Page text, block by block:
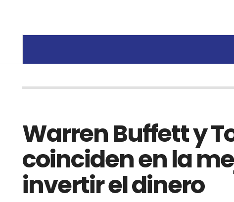
Warren Buffett y
coinciden en la
invertir el dinero